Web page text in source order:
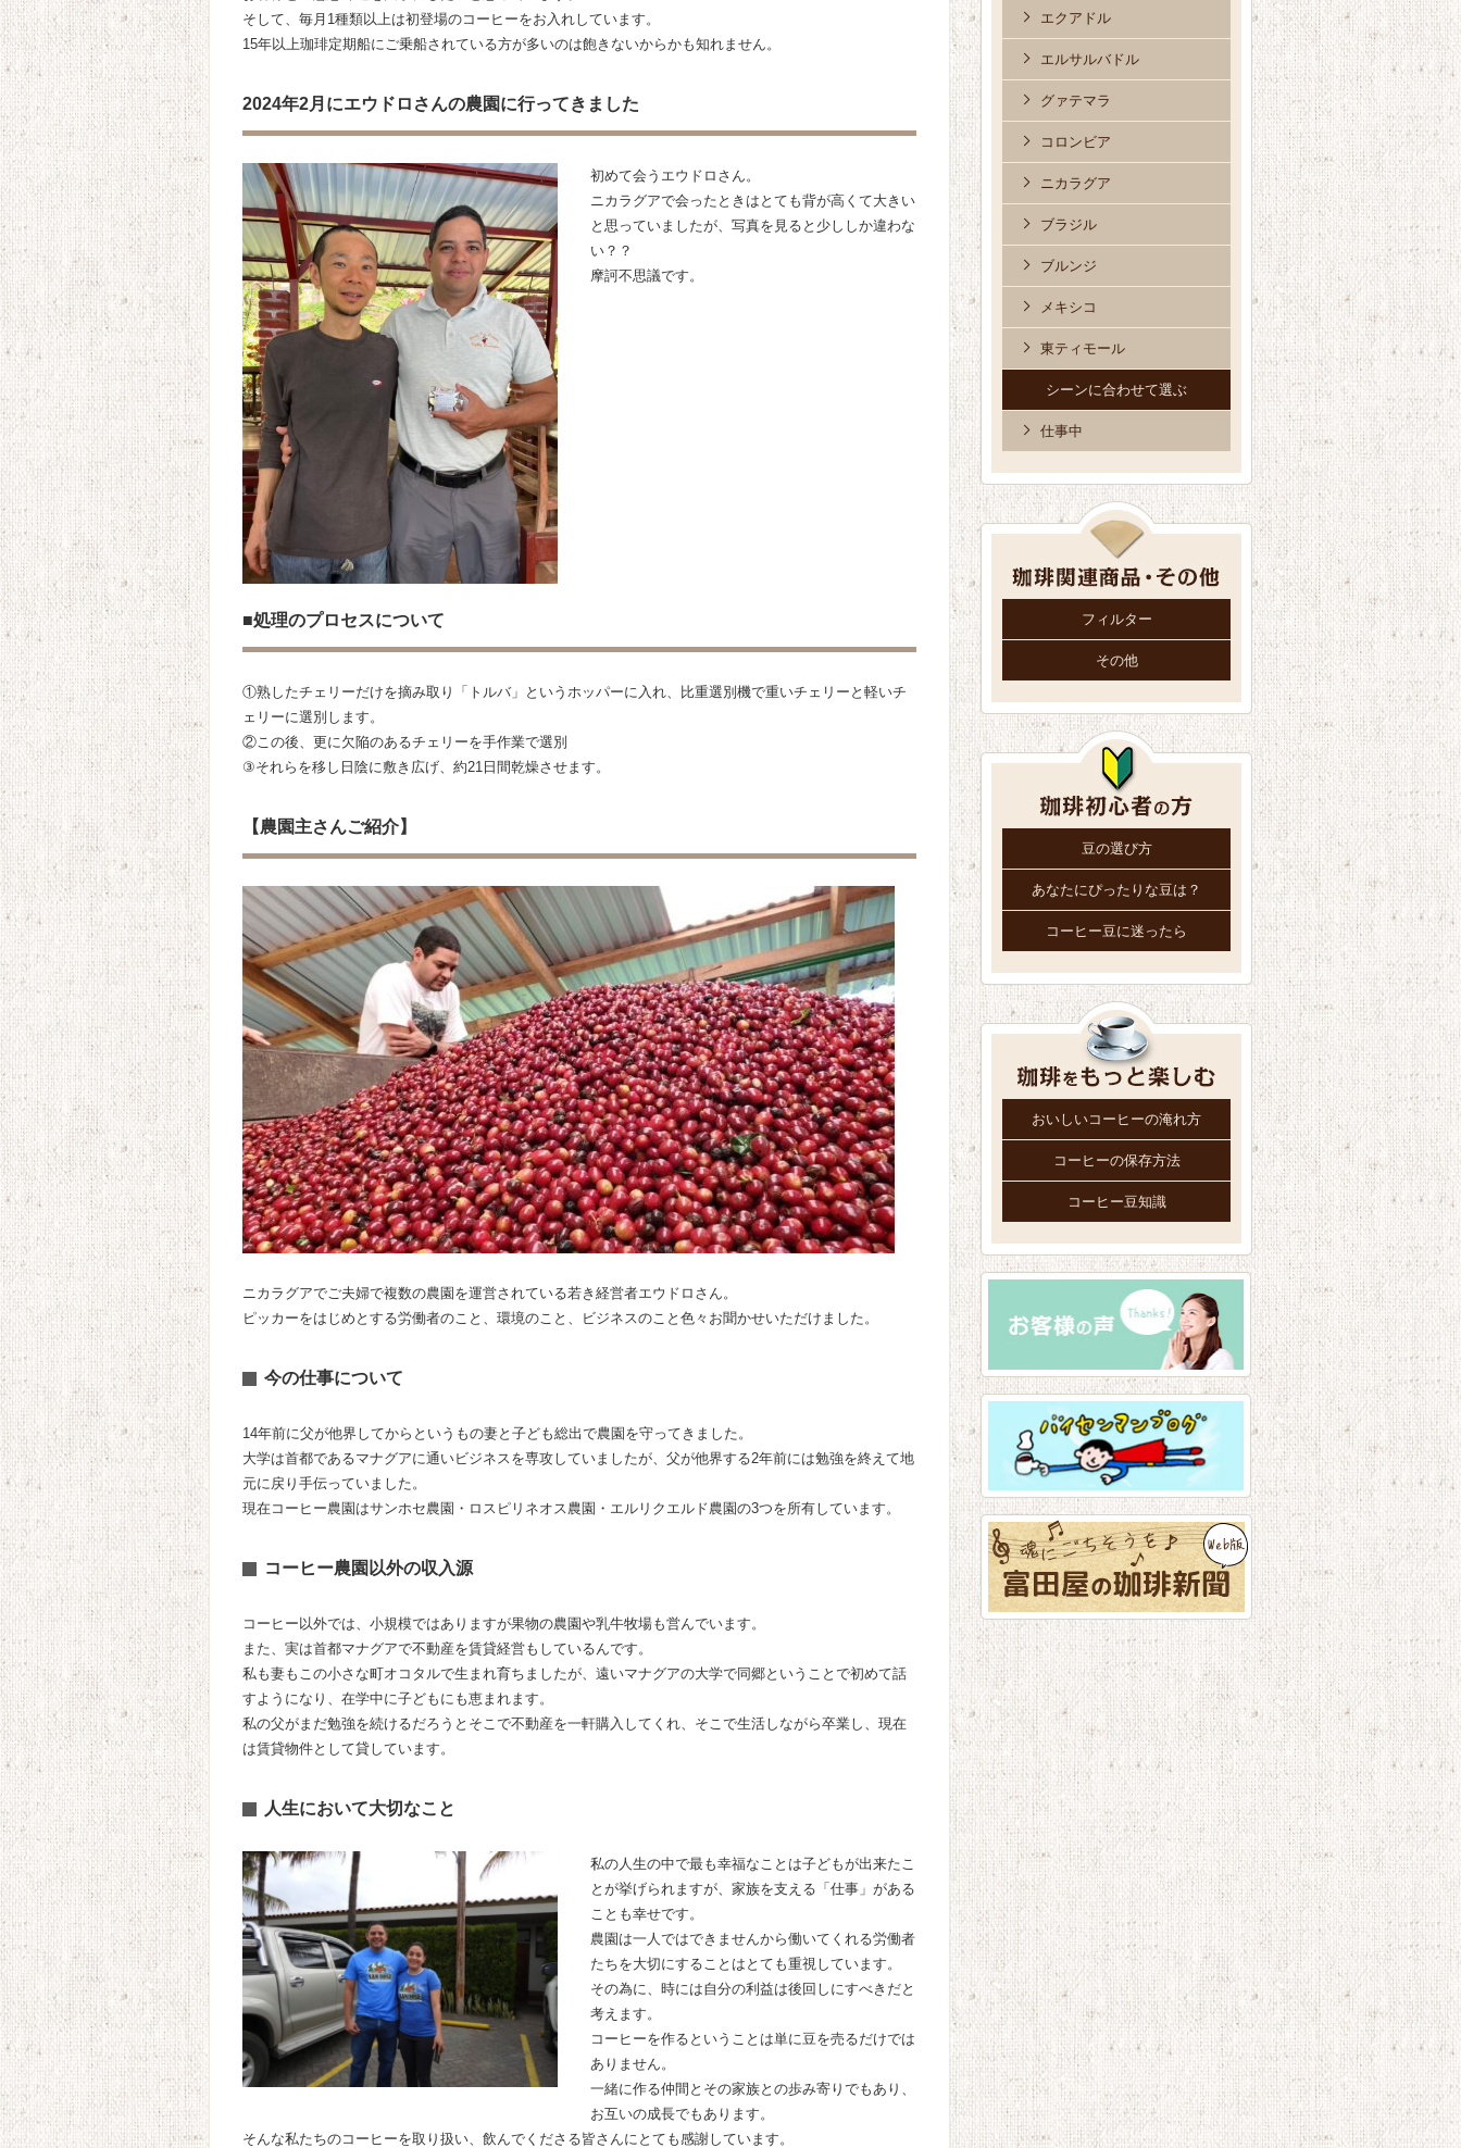
そして、毎月1種類以上は初登場のコーヒーをお入れしています。
15年以上珈琲定期船にご乗船されている方が多いのは飽きないからかも知れません。
2024年2月にエウドロさんの農園に行ってきました
初めて会うエウドロさん。
ニカラグアで会ったときはとても背が高くて大きい
と思っていましたが、写真を見ると少ししか違わな
い？？
摩訶不思議です。
■処理のプロセスについて
①熟したチェリーだけを摘み取り「トルバ」というホッパーに入れ、比重選別機で重いチェリーと軽いチ
ェリーに選別します。
②この後、更に欠陥のあるチェリーを手作業で選別
③それらを移し日陰に敷き広げ、約21日間乾燥させます。
【農園主さんご紹介】
ニカラグアでご夫婦で複数の農園を運営されている若き経営者エウドロさん。
ピッカーをはじめとする労働者のこと、環境のこと、ビジネスのこと色々お聞かせいただけました。
今の仕事について
14年前に父が他界してからというもの妻と子ども総出で農園を守ってきました。
大学は首都であるマナグアに通いビジネスを専攻していましたが、父が他界する2年前には勉強を終えて地
元に戻り手伝っていました。
現在コーヒー農園はサンホセ農園・ロスピリネオス農園・エルリクエルド農園の3つを所有しています。
コーヒー農園以外の収入源
コーヒー以外では、小規模ではありますが果物の農園や乳牛牧場も営んでいます。
また、実は首都マナグアで不動産を賃貸経営もしているんです。
私も妻もこの小さな町オコタルで生まれ育ちましたが、遠いマナグアの大学で同郷ということで初めて話
すようになり、在学中に子どもにも恵まれます。
私の父がまだ勉強を続けるだろうとそこで不動産を一軒購入してくれ、そこで生活しながら卒業し、現在
は賃貸物件として貸しています。
人生において大切なこと
私の人生の中で最も幸福なことは子どもが出来たこ
とが挙げられますが、家族を支える「仕事」がある
ことも幸せです。
農園は一人ではできませんから働いてくれる労働者
たちを大切にすることはとても重視しています。
その為に、時には自分の利益は後回しにすべきだと
考えます。
コーヒーを作るということは単に豆を売るだけでは
ありません。
一緒に作る仲間とその家族との歩み寄りでもあり、
お互いの成長でもあります。
そんな私たちのコーヒーを取り扱い、飲んでくださる皆さんにとても感謝しています。
エクアドル
エルサルバドル
グァテマラ
コロンビア
ニカラグア
ブラジル
ブルンジ
メキシコ
東ティモール
シーンに合わせて選ぶ
仕事中
フィルター
その他
豆の選び方
あなたにぴったりな豆は？
コーヒー豆に迷ったら
おいしいコーヒーの淹れ方
コーヒーの保存方法
コーヒー豆知識